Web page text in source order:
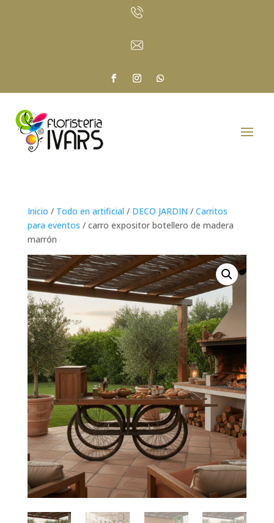
Inicio / Todo en artificial / DECO JARDIN / Carritos
para eventos / carro expositor botellero de madera
marrón